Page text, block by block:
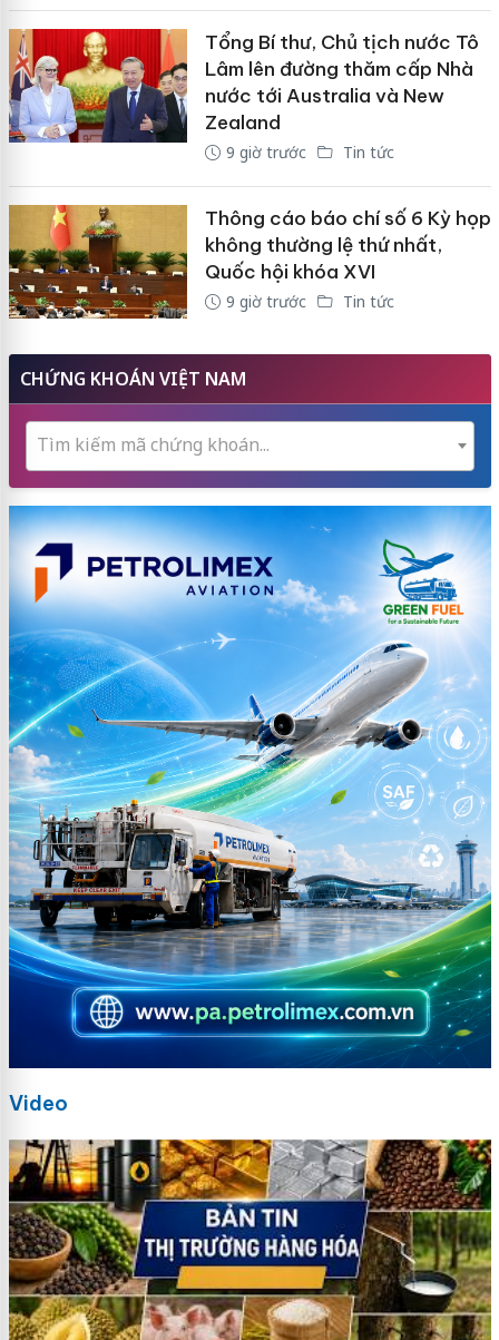
Tổng Bí thư, Chủ tịch nước Tô
Lâm lên đường thăm cấp Nhà
nước tới Australia và New
Zealand
9 giờ trước Tin tức
Thông cáo báo chí số 6 Kỳ họp
không thường lệ thứ nhất,
Quốc hội khóa XVI
9 giờ trước Tin tức
CHỨNG KHOÁN VIỆT NAM
Tìm kiếm mã chứng khoán...
Video